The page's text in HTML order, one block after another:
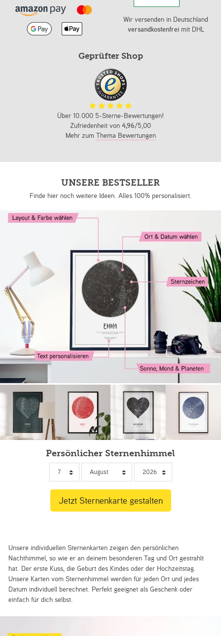
Wir versenden in Deutschland
versandkostenfreimit DHL
Geprüfter Shop
Über 10.000 5-Sterne-Bewertungen!
Zufriedenheit von 4,96/5,00
Mehr zum Thema Bewertungen
UNSERE BESTSELLER
Finde hier noch weitere Ideen. Alles 100% personalisiert.
Persönlicher Sternenhimmel
Unsere individuellen Sternenkarten zeigen den persönlichen
Nachthimmel, so wie er an deinem besonderen Tag und Ort gestrahlt
hat. Der erste Kuss, die Geburt des Kindes oder der Hochzeitstag.
Unsere Karten vom Sternenhimmel werden für jeden Ort und jedes
Datum individuell berechnet. Perfekt geeignet als Geschenk oder
einfach für dich selbst.